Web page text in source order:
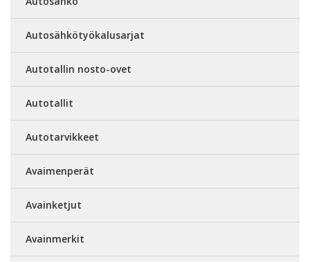
Autosähkötyökalusarjat
Autotallin nosto-ovet
Autotallit
Autotarvikkeet
Avaimenperät
Avainketjut
Avainmerkit